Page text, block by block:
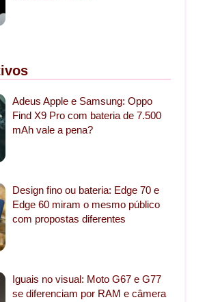
Adeus Apple e Samsung: Oppo
Find X9 Pro com bateria de 7.500
mAh vale a pena?
Design fino ou bateria: Edge 70 e
Edge 60 miram o mesmo público
com propostas diferentes
Iguais no visual: Moto G67 e G77
se diferenciam por RAM e câmera